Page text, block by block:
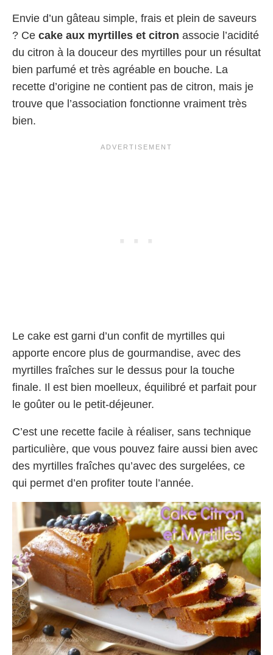
Envie d’un gâteau simple, frais et plein de saveurs
? Ce cake aux myrtilles et citron associe l’acidité
du citron à la douceur des myrtilles pour un résultat
bien parfumé et très agréable en bouche. La
recette d’origine ne contient pas de citron, mais je
trouve que l’association fonctionne vraiment très
bien.
Le cake est garni d’un confit de myrtilles qui
apporte encore plus de gourmandise, avec des
myrtilles fraîches sur le dessus pour la touche
finale. Il est bien moelleux, équilibré et parfait pour
le goûter ou le petit-déjeuner.
C’est une recette facile à réaliser, sans technique
particulière, que vous pouvez faire aussi bien avec
des myrtilles fraîches qu’avec des surgelées, ce
qui permet d’en profiter toute l’année.